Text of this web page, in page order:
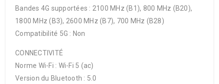
Bandes 4G supportées : 2100 MHz (B1), 800 MHz (B20),
1800 MHz (B3), 2600 MHz (B7), 700 MHz (B28)
Compatibilité 5G : Non
CONNECTIVITÉ
Norme Wi-Fi : Wi-Fi 5 (ac)
Version du Bluetooth : 5.0